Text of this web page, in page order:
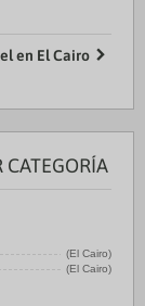
en El Cairo
CATEGORÍA
(El Cairo)
(El Cairo)